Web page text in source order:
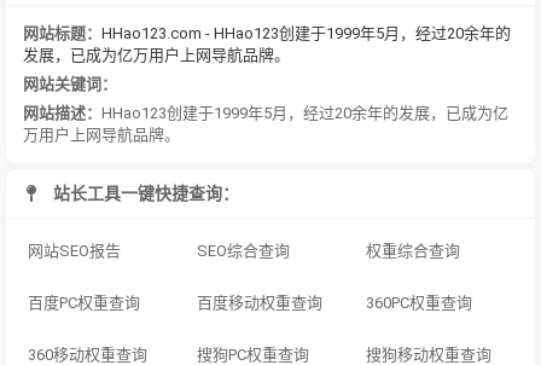
网站标题： HHao123.com - HHao123创建于1999年5月，经过20余年的
发展，已成为亿万用户上网导航品牌。
网站关键词：
网站描述： HHao123创建于1999年5月，经过20余年的发展，已成为亿
万用户上网导航品牌。
站长工具一键快捷查询：
网站SEO报告 SEO综合查询 权重综合查询
百度PC权重查询 百度移动权重查询 360PC权重查询
360移动权重查询 搜狗PC权重查询 搜狗移动权重查询